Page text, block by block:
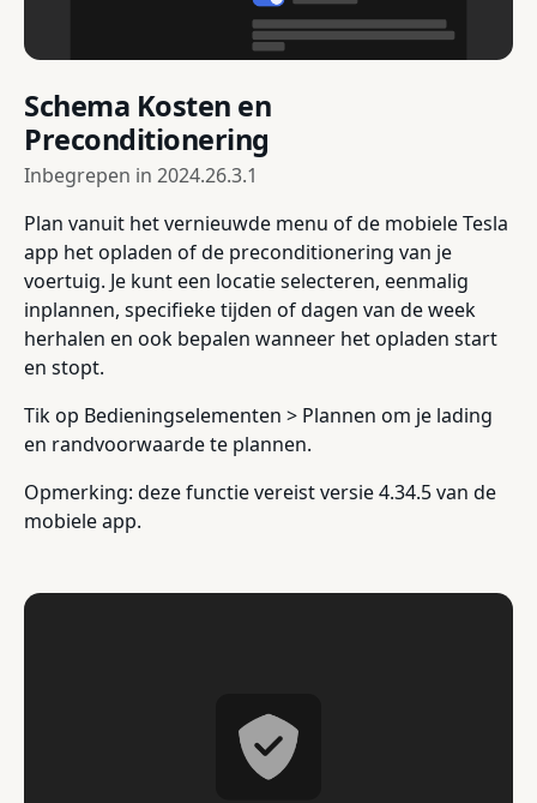
Schema Kosten en
Preconditionering
Inbegrepen in 2024.26.3.1
Plan vanuit het vernieuwde menu of de mobiele Tesla
app het opladen of de preconditionering van je
voertuig. Je kunt een locatie selecteren, eenmalig
inplannen, specifieke tijden of dagen van de week
herhalen en ook bepalen wanneer het opladen start
en stopt.
Tik op Bedieningselementen > Plannen om je lading
en randvoorwaarde te plannen.
Opmerking: deze functie vereist versie 4.34.5 van de
mobiele app.